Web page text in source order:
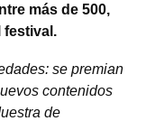
más de 500,
festival.
se premian
contenidos
de